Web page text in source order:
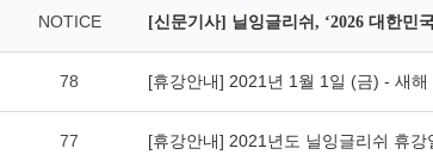
NOTICE [신문기사] 닐잉글리쉬, ‘2026 대한민
78 [휴강안내] 2021년 1월 1일 (금) - 새해
77 [휴강안내] 2021년도 닐잉글리쉬 휴강